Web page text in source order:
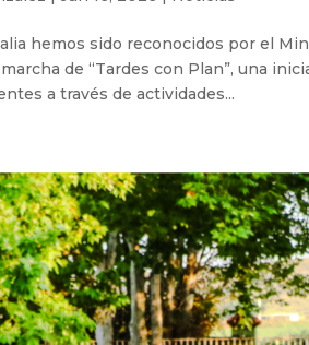
hemos sido reconocidos por el
de “Tardes con Plan”, una
a través de actividades...